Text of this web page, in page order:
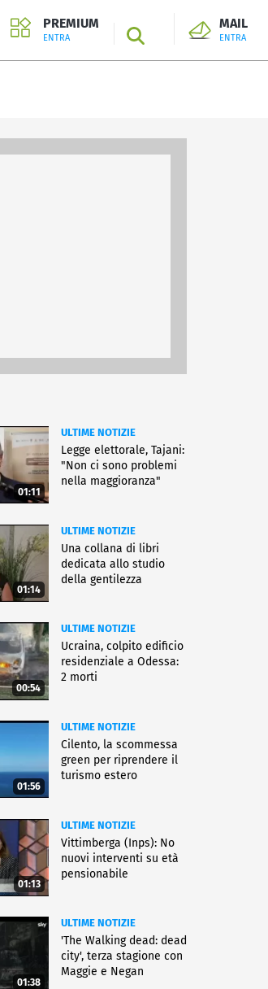
PREMIUM
ENTRA SEARCH
MAIL
ENTRA
01:11
ULTIME NOTIZIE
Legge elettorale, Tajani:
"Non ci sono problemi
nella maggioranza"
01:14
ULTIME NOTIZIE
Una collana di libri
dedicata allo studio
della gentilezza
00:54
ULTIME NOTIZIE
Ucraina, colpito edificio
residenziale a Odessa:
2 morti
01:56
ULTIME NOTIZIE
Cilento, la scommessa
green per riprendere il
turismo estero
01:13
ULTIME NOTIZIE
Vittimberga (Inps): No
nuovi interventi su età
pensionabile
01:38
ULTIME NOTIZIE
'The Walking dead: dead
city', terza stagione con
Maggie e Negan